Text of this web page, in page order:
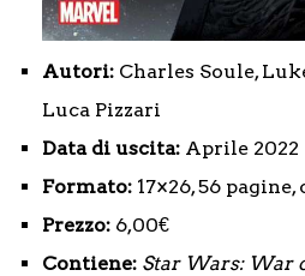
Autori: Charles Soule,
Luca Pizzari
Data di uscita: Aprile 2022
Formato: 17×26, 56
Prezzo: 6,00€
Contiene: Star Wars: War